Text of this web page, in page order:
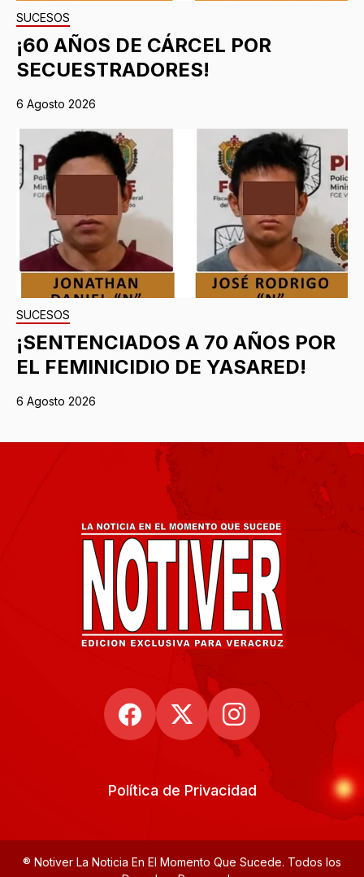
SUCESOS
¡60 AÑOS DE CÁRCEL POR
SECUESTRADORES!
6 Agosto 2026
SUCESOS
¡SENTENCIADOS A 70 AÑOS POR
EL FEMINICIDIO DE YASARED!
6 Agosto 2026
Política de Privacidad
® Notiver La Noticia En El Momento Que Sucede. Todos los